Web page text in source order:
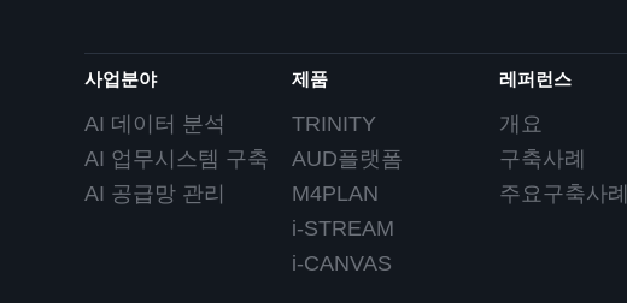
사업분야
AI 데이터 분석
AI 업무시스템 구축
AI 공급망 관리
제품
TRINITY
AUD플랫폼
M4PLAN
i-STREAM
i-CANVAS
레퍼런스
개요
구축사례
주요구축사례